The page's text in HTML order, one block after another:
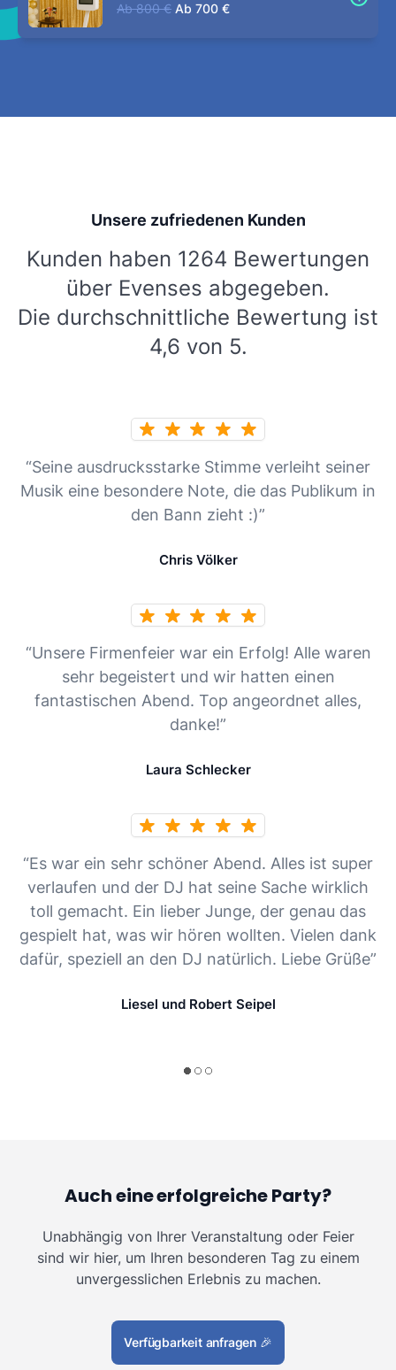
Ab 800 € Ab 700 €
Unsere zufriedenen Kunden
Kunden haben 1264 Bewertungen
über Evenses abgegeben.
Die durchschnittliche Bewertung ist
4,6 von 5.
“Seine ausdrucksstarke Stimme verleiht seiner
Musik eine besondere Note, die das Publikum in
den Bann zieht :)”
Chris Völker
“Unsere Firmenfeier war ein Erfolg! Alle waren
sehr begeistert und wir hatten einen
fantastischen Abend. Top angeordnet alles,
danke!”
Laura Schlecker
“Es war ein sehr schöner Abend. Alles ist super
verlaufen und der DJ hat seine Sache wirklich
toll gemacht. Ein lieber Junge, der genau das
gespielt hat, was wir hören wollten. Vielen dank
dafür, speziell an den DJ natürlich. Liebe Grüße”
Liesel und Robert Seipel
Auch eine erfolgreiche Party?
Unabhängig von Ihrer Veranstaltung oder Feier
sind wir hier, um Ihren besonderen Tag zu einem
unvergesslichen Erlebnis zu machen.
Verfügbarkeit anfragen 🎉